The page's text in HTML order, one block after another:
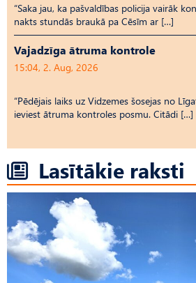
“Saka jau, ka pašvaldības policija vairāk
nakts stundās braukā pa Cēsīm ar […]
Vajadzīga ātruma kontrole
15:04, 2. Aug, 2026
“Pēdējais laiks uz Vid­ze­mes šosejas no
ieviest ātruma kontroles posmu. Citādi […]
Lasītākie raksti